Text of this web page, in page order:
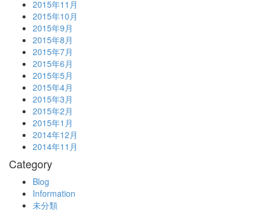
2015年11月
2015年10月
2015年9月
2015年8月
2015年7月
2015年6月
2015年5月
2015年4月
2015年3月
2015年2月
2015年1月
2014年12月
2014年11月
Category
Blog
Information
未分類